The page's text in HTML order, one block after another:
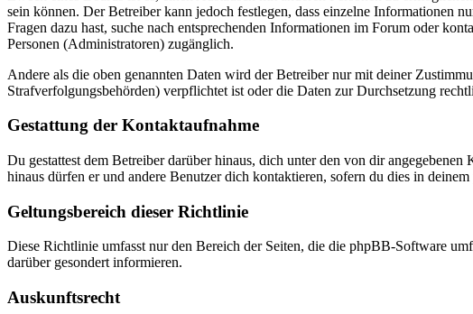
sein können. Der Betreiber kann jedoch festlegen, dass einzelne Informationen
Fragen dazu hast, suche nach entsprechenden Informationen im Forum oder
Personen (Administratoren) zugänglich.
Andere als die oben genannten Daten wird der Betreiber nur mit deiner
Strafverfolgungsbehörden) verpflichtet ist oder die Daten zur Durchsetzung
Gestattung der Kontaktaufnahme
Du gestattest dem Betreiber darüber hinaus, dich unter den von dir
hinaus dürfen er und andere Benutzer dich kontaktieren, sofern du dies in
Geltungsbereich dieser Richtlinie
Diese Richtlinie umfasst nur den Bereich der Seiten, die die phpBB-Software
darüber gesondert informieren.
Auskunftsrecht